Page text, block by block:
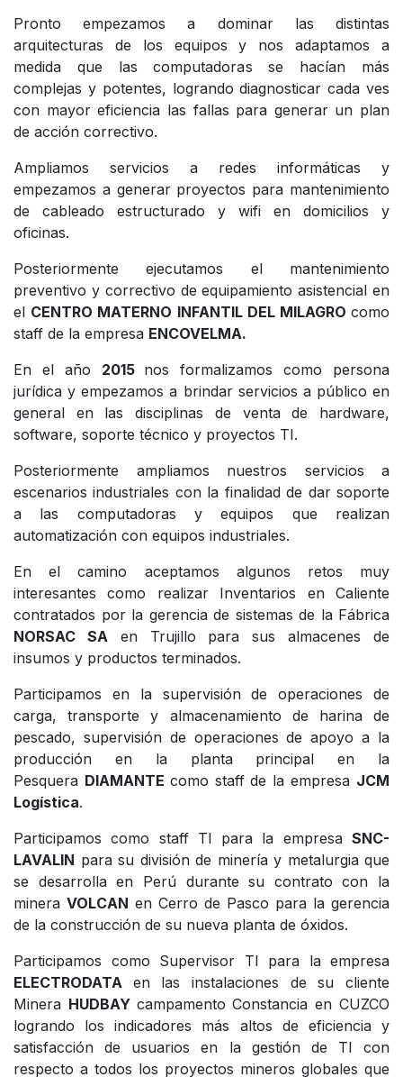
Pronto empezamos a dominar las distintas
arquitecturas de los equipos y nos adaptamos a
medida que las computadoras se hacían más
complejas y potentes, logrando diagnosticar cada ves
con mayor eficiencia las fallas para generar un plan
de acción correctivo.
Ampliamos servicios a redes informáticas y
empezamos a generar proyectos para mantenimiento
de cableado estructurado y wifi en domicilios y
oficinas.
Posteriormente ejecutamos el mantenimiento
preventivo y correctivo de equipamiento asistencial en
el CENTRO MATERNO INFANTIL DEL MILAGROcomo
staff de la empresa ENCOVELMA.
En el año 2015 nos formalizamos como persona
jurídica y empezamos a brindar servicios a público en
general en las disciplinas de venta de hardware,
software, soporte técnico y proyectos TI.
Posteriormente ampliamos nuestros servicios a
escenarios industriales con la finalidad de dar soporte
a las computadoras y equipos que realizan
automatización con equipos industriales.
En el camino aceptamos algunos retos muy
interesantes como realizar Inventarios en Caliente
contratados por la gerencia de sistemas de la Fábrica
NORSAC SA en Trujillo para sus almacenes de
insumos y productos terminados.
Participamos en la supervisión de operaciones de
carga, transporte y almacenamiento de harina de
pescado, supervisión de operaciones de apoyo a la
producción en la planta principal en la
Pesquera DIAMANTE como staff de la empresa JCM
Logística.
Participamos como staff TI para la empresa SNC-
LAVALIN para su división de minería y metalurgia que
se desarrolla en Perú durante su contrato con la
minera VOLCAN en Cerro de Pasco para la gerencia
de la construcción de su nueva planta de óxidos.
Participamos como Supervisor TI para la empresa
ELECTRODATA en las instalaciones de su cliente
Minera HUDBAY campamento Constancia en CUZCO
logrando los indicadores más altos de eficiencia y
satisfacción de usuarios en la gestión de TI con
respecto a todos los proyectos mineros globales que